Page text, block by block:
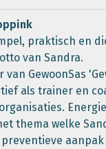
praktisch en
van Sandra.
van GewoonSas
als trainer en
thema welke